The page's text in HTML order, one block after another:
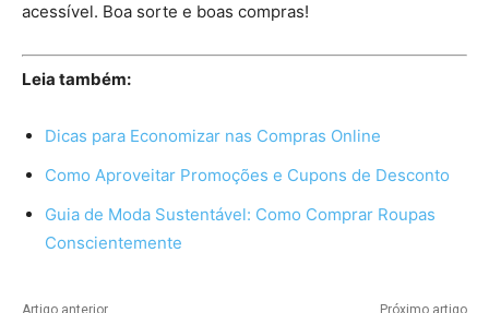
acessível. Boa sorte e boas compras!
Leia também:
Dicas para Economizar nas Compras Online
Como Aproveitar Promoções e Cupons de Desconto
Guia de Moda Sustentável: Como Comprar Roupas
Conscientemente
Artigo anterior Próximo artigo